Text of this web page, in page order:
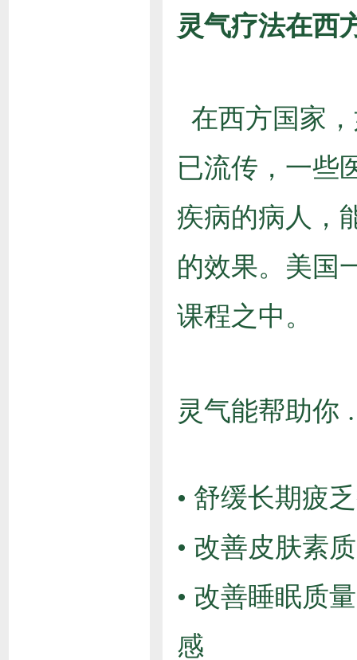
灵气疗法在西
在西方国家
已流传，一些
疾病的病人，
的效果。美国
课程之中。
灵气能帮助
• 舒缓长期
• 改善皮肤
• 改善睡眠质
感